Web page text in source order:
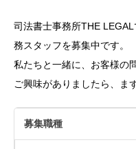
司法書士事務所THE
務スタッフを募集中です。
私たちと一緒に、お客様の
ご興味がありましたら、ま
募集職種